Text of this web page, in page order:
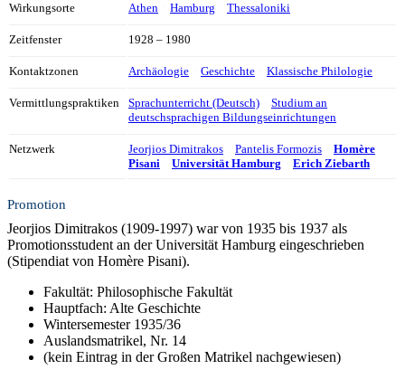
Wirkungsorte Athen Hamburg Thessaloniki
Zeitfenster 1928 – 1980
Kontaktzonen Archäologie Geschichte Klassische Philologie
Vermittlungspraktiken Sprachunterricht (Deutsch)
Studium an
deutschsprachigen Bildungseinrichtungen
Netzwerk Jeorjios Dimitrakos Pantelis Formozis
Homère
Pisani
Universität Hamburg Erich Ziebarth
Promotion
Jeorjios Dimitrakos (1909-1997) war von 1935 bis 1937 als
Promotionsstudent an der Universität Hamburg eingeschrieben
(Stipendiat von Homère Pisani).
Fakultät: Philosophische Fakultät
Hauptfach: Alte Geschichte
Wintersemester 1935/36
Auslandsmatrikel, Nr. 14
(kein Eintrag in der Großen Matrikel nachgewiesen)